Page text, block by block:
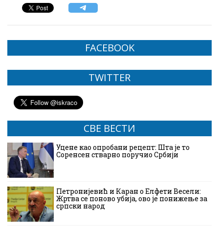
FACEBOOK
TWITTER
СВЕ ВЕСТИ
Уцене као опробани рецепт: Шта је то
Соренсен стварно поручио Србији
Петронијевић и Каран о Елфети Весели:
Жртва се поново убија, ово је понижење за
српски народ